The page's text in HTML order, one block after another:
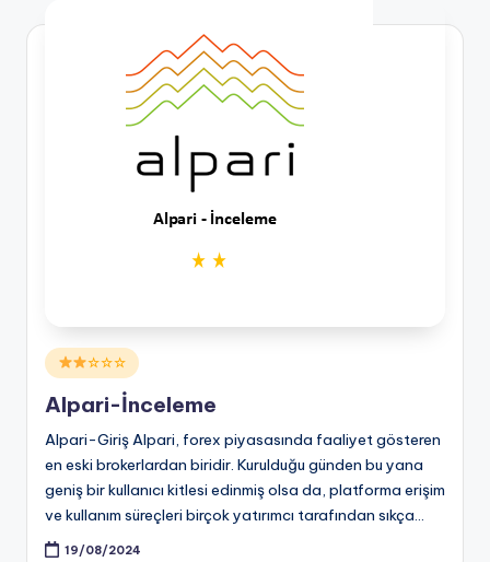
Posted
in
☆☆☆
Alpari-İnceleme
Alpari-Giriş Alpari, forex piyasasında faaliyet gösteren
en eski brokerlardan biridir. Kurulduğu günden bu yana
geniş bir kullanıcı kitlesi edinmiş olsa da, platforma erişim
ve kullanım süreçleri birçok yatırımcı tarafından sıkça…
19/08/2024